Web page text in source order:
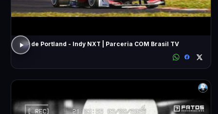
GP de Portland - Indy NXT | Parceria COM Brasil TV